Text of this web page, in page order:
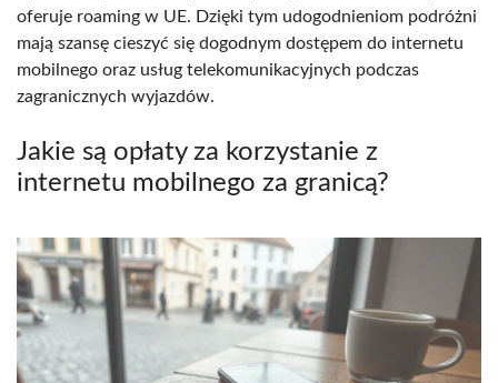
oferuje roaming w UE. Dzięki tym udogodnieniom podróżni
mają szansę cieszyć się dogodnym dostępem do internetu
mobilnego oraz usług telekomunikacyjnych podczas
zagranicznych wyjazdów.
Jakie są opłaty za korzystanie z
internetu mobilnego za granicą?